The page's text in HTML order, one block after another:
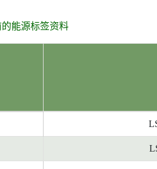
能源标签资料